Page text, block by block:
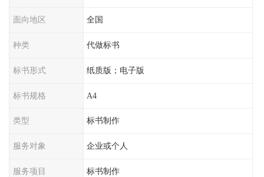
面向地区 全国
种类 代做标书
标书形式 纸质版；电子版
标书规格 A4
类型 标书制作
服务对象 企业或个人
服务项目 标书制作